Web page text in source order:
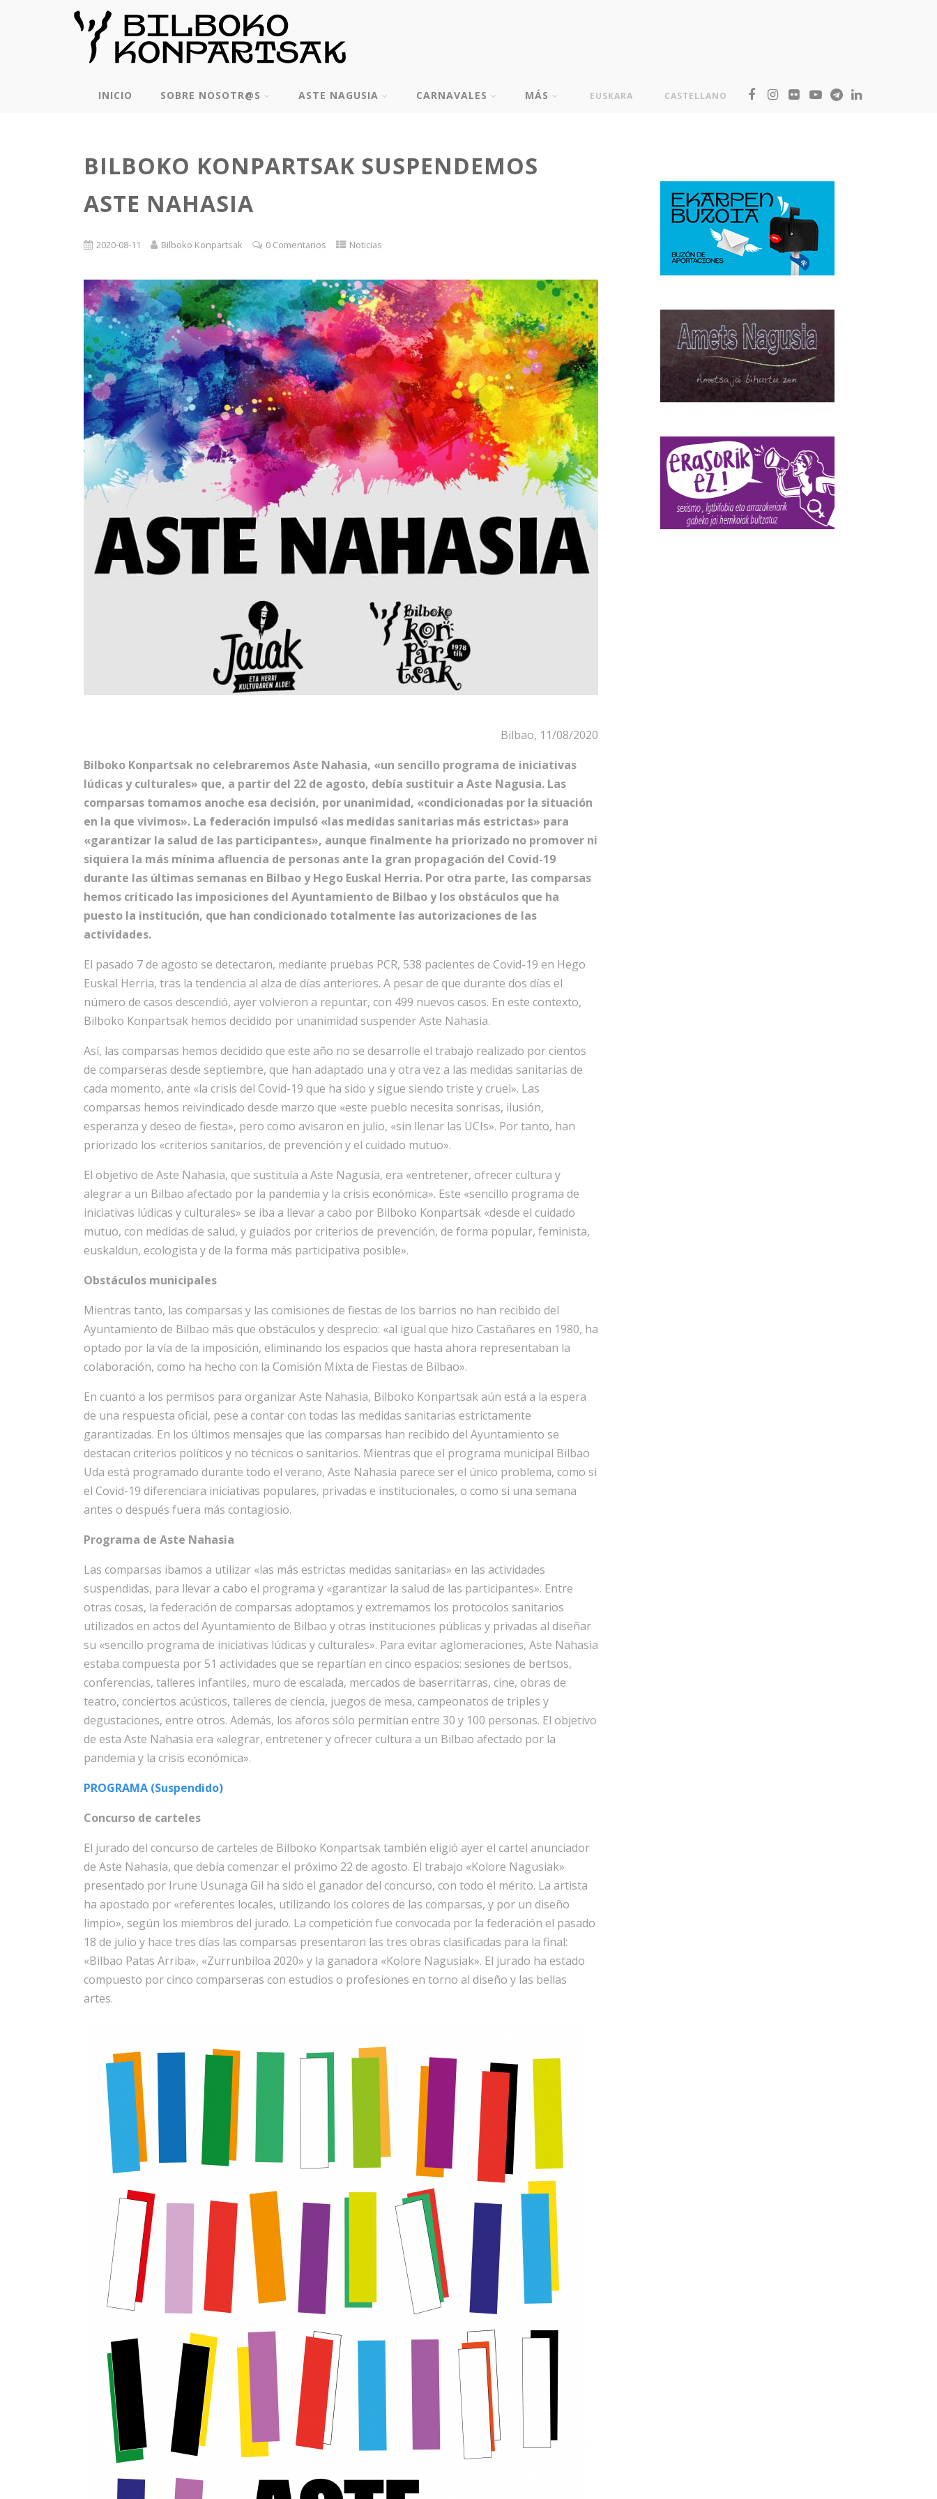
INICIO SOBRE NOSOTR@S ASTE NAGUSIA CARNAVALES MÁS EUSKARA CASTELLANO
BILBOKO KONPARTSAK SUSPENDEMOS
ASTE NAHASIA
2020-08-11 Bilboko Konpartsak 0 Comentarios Noticias
Bilbao, 11/08/2020
Bilboko Konpartsak no celebraremos Aste Nahasia, «un sencillo programa de iniciativas
lúdicas y culturales» que, a partir del 22 de agosto, debía sustituir a Aste Nagusia. Las
comparsas tomamos anoche esa decisión, por unanimidad, «condicionadas por la situación
en la que vivimos». La federación impulsó «las medidas sanitarias más estrictas» para
«garantizar la salud de las participantes», aunque finalmente ha priorizado no promover ni
siquiera la más mínima afluencia de personas ante la gran propagación del Covid-19
durante las últimas semanas en Bilbao y Hego Euskal Herria. Por otra parte, las comparsas
hemos criticado las imposiciones del Ayuntamiento de Bilbao y los obstáculos que ha
puesto la institución, que han condicionado totalmente las autorizaciones de las
actividades.
El pasado 7 de agosto se detectaron, mediante pruebas PCR, 538 pacientes de Covid-19 en Hego
Euskal Herria, tras la tendencia al alza de días anteriores. A pesar de que durante dos días el
número de casos descendió, ayer volvieron a repuntar, con 499 nuevos casos. En este contexto,
Bilboko Konpartsak hemos decidido por unanimidad suspender Aste Nahasia.
Así, las comparsas hemos decidido que este año no se desarrolle el trabajo realizado por cientos
de comparseras desde septiembre, que han adaptado una y otra vez a las medidas sanitarias de
cada momento, ante «la crisis del Covid-19 que ha sido y sigue siendo triste y cruel». Las
comparsas hemos reivindicado desde marzo que «este pueblo necesita sonrisas, ilusión,
esperanza y deseo de fiesta», pero como avisaron en julio, «sin llenar las UCIs». Por tanto, han
priorizado los «criterios sanitarios, de prevención y el cuidado mutuo».
El objetivo de Aste Nahasia, que sustituía a Aste Nagusia, era «entretener, ofrecer cultura y
alegrar a un Bilbao afectado por la pandemia y la crisis económica». Este «sencillo programa de
iniciativas lúdicas y culturales» se iba a llevar a cabo por Bilboko Konpartsak «desde el cuidado
mutuo, con medidas de salud, y guiados por criterios de prevención, de forma popular, feminista,
euskaldun, ecologista y de la forma más participativa posible».
Obstáculos municipales
Mientras tanto, las comparsas y las comisiones de fiestas de los barrios no han recibido del
Ayuntamiento de Bilbao más que obstáculos y desprecio: «al igual que hizo Castañares en 1980, ha
optado por la vía de la imposición, eliminando los espacios que hasta ahora representaban la
colaboración, como ha hecho con la Comisión Mixta de Fiestas de Bilbao».
En cuanto a los permisos para organizar Aste Nahasia, Bilboko Konpartsak aún está a la espera
de una respuesta oficial, pese a contar con todas las medidas sanitarias estrictamente
garantizadas. En los últimos mensajes que las comparsas han recibido del Ayuntamiento se
destacan criterios políticos y no técnicos o sanitarios. Mientras que el programa municipal Bilbao
Uda está programado durante todo el verano, Aste Nahasia parece ser el único problema, como si
el Covid-19 diferenciara iniciativas populares, privadas e institucionales, o como si una semana
antes o después fuera más contagiosio.
Programa de Aste Nahasia
Las comparsas ibamos a utilizar «las más estrictas medidas sanitarias» en las actividades
suspendidas, para llevar a cabo el programa y «garantizar la salud de las participantes». Entre
otras cosas, la federación de comparsas adoptamos y extremamos los protocolos sanitarios
utilizados en actos del Ayuntamiento de Bilbao y otras instituciones públicas y privadas al diseñar
su «sencillo programa de iniciativas lúdicas y culturales». Para evitar aglomeraciones, Aste Nahasia
estaba compuesta por 51 actividades que se repartían en cinco espacios: sesiones de bertsos,
conferencias, talleres infantiles, muro de escalada, mercados de baserritarras, cine, obras de
teatro, conciertos acústicos, talleres de ciencia, juegos de mesa, campeonatos de triples y
degustaciones, entre otros. Además, los aforos sólo permitían entre 30 y 100 personas. El objetivo
de esta Aste Nahasia era «alegrar, entretener y ofrecer cultura a un Bilbao afectado por la
pandemia y la crisis económica».
PROGRAMA (Suspendido)
Concurso de carteles
El jurado del concurso de carteles de Bilboko Konpartsak también eligió ayer el cartel anunciador
de Aste Nahasia, que debía comenzar el próximo 22 de agosto. El trabajo «Kolore Nagusiak»
presentado por Irune Usunaga Gil ha sido el ganador del concurso, con todo el mérito. La artista
ha apostado por «referentes locales, utilizando los colores de las comparsas, y por un diseño
limpio», según los miembros del jurado. La competición fue convocada por la federación el pasado
18 de julio y hace tres días las comparsas presentaron las tres obras clasificadas para la final:
«Bilbao Patas Arriba», «Zurrunbiloa 2020» y la ganadora «Kolore Nagusiak». El jurado ha estado
compuesto por cinco comparseras con estudios o profesiones en torno al diseño y las bellas
artes.